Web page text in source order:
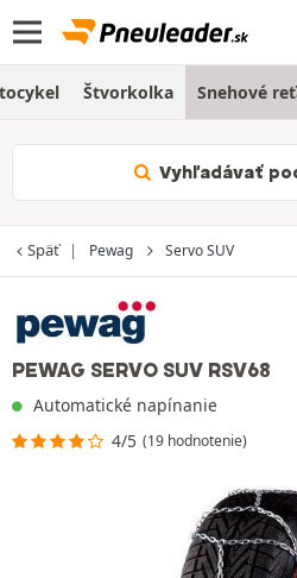
Štvorkolka Snehové
Vyhľadávať
Späť Pewag Servo SUV
PEWAG SERVO SUV RSV68
Automatické napínanie
4/5 (19 hodnotenie)